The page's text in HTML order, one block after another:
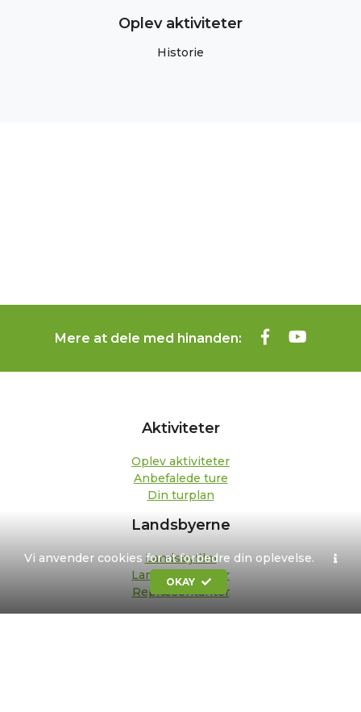
Vi anvender cookies for at forbedre din oplevelse.
OKAY
Oplev aktiviteter
Historie
Mere at dele med hinanden:
Aktiviteter
Oplev aktiviteter
Anbefalede ture
Din turplan
Landsbyerne
Landsbyfilm
Landsbypedeller
Repræsentanter